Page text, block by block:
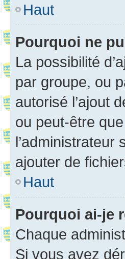
Haut
Pourquoi ne
La possibilité
par groupe, ou
autorisé l’ajout
ou peut-être
ajouter de
Haut
Pourquoi ai-je
Chaque
Si vous avez